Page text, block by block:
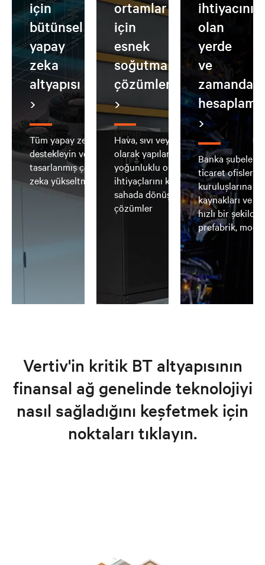
için
bütünsel
yapay
zeka
altyapısı
&nbsp
Tüm yapay zeka iş yüklerini
destekleyin ve entegre, önceden
tasarlanmış çözümlerle yapay
zeka yükseltmenizi basitleştirin
ortamlar
için
esnek
soğutma
çözümleri
&nbsp
Hava, sıvı veya hibrit soğutma
olarak yapılandırılabilen ve yüksek
yoğunluklu ortamların
ihtiyaçlarını karşılamak için
sahada dönüştürülebilen
çözümler
ihtiyacınız
olan
yerde
ve
zamanda
hesaplama
&nbsp
Banka
ticaret
kuruluşlarına
kaynakları ve
hızlı bir şekilde
prefabrik,
Vertiv'in kritik BT altyapısının
finansal ağ genelinde teknolojiyi
nasıl sağladığını keşfetmek için
noktaları tıklayın.